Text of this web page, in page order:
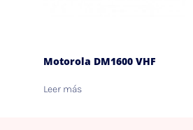
Motorola DM1600 VHF
Leer más